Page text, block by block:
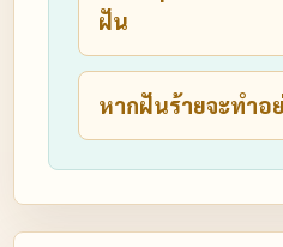
ฝัน
หากฝันร้ายจะทำอ